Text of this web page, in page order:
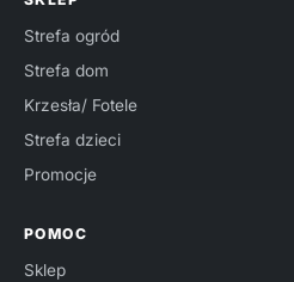
Strefa ogród
Strefa dom
Krzesła/ Fotele
Strefa dzieci
Promocje
POMOC
Sklep